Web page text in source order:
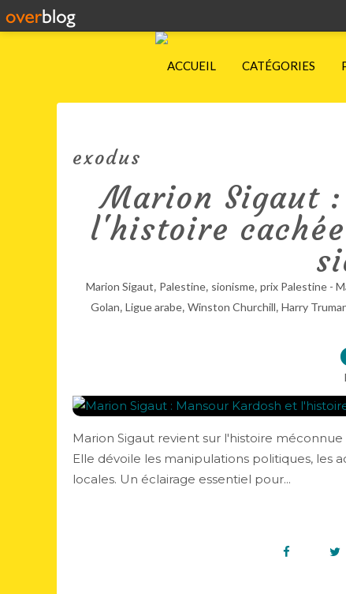
ACCUEIL CATÉGORIES
exodus
Marion Sigaut
l'histoire
Marion Sigaut, Palestine, sionisme, prix Palestine -
Golan, Ligue arabe, Winston Churchill, Harry
Marion Sigaut revient sur l'histoire
Elle dévoile les manipulations politiques, les
locales. Un éclairage essentiel pour...